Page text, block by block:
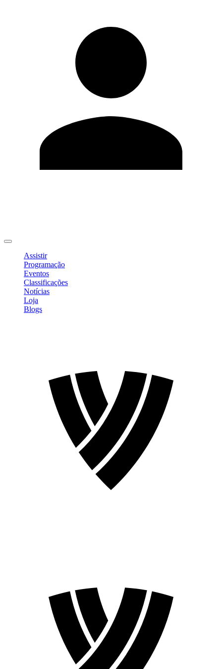
Assistir
Programação
Eventos
Classificações
Notícias
Loja
Blogs